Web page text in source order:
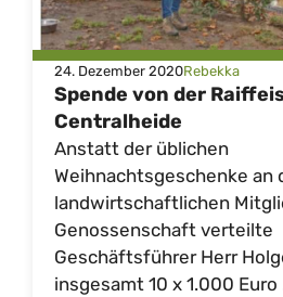
24. Dezember 2020Rebekka
Spende von der
Centralheide
Anstatt der üblichen
Weihnachtsgeschenke an
landwirtschaftlichen
Genossenschaft verteilte
Geschäftsführer Herr
insgesamt 10 x 1.000 Euro